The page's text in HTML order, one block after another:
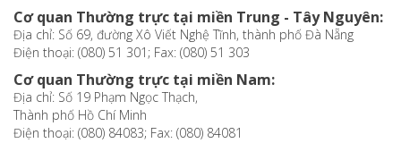
Cơ quan Thường trực tại miền Trung - Tây Nguyên:
Địa chỉ: Số 69, đường Xô Viết Nghệ Tĩnh, thành phố Đà Nẵng
Điện thoại: (080) 51 301; Fax: (080) 51 303
Cơ quan Thường trực tại miền Nam:
Địa chỉ: Số 19 Phạm Ngọc Thạch,
Thành phố Hồ Chí Minh
Điện thoại: (080) 84083; Fax: (080) 84081